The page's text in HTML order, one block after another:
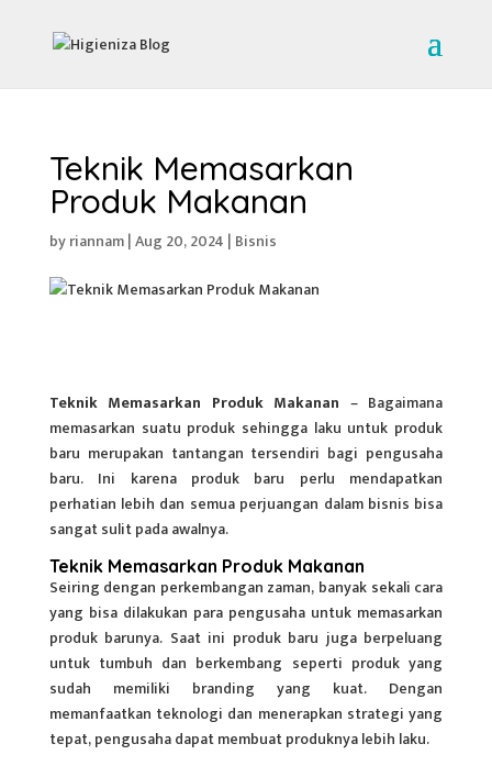
Teknik Memasarkan
Produk Makanan
byriannam|Aug 20, 2024 | Bisnis
Teknik Memasarkan Produk Makanan – Bagaimana
memasarkan suatu produk sehingga laku untuk produk
baru merupakan tantangan tersendiri bagi pengusaha
baru. Ini karena produk baru perlu mendapatkan
perhatian lebih dan semua perjuangan dalam bisnis bisa
sangat sulit pada awalnya.
Teknik Memasarkan Produk Makanan
Seiring dengan perkembangan zaman, banyak sekali cara
yang bisa dilakukan para pengusaha untuk memasarkan
produkbarunya. Saat ini produk baru juga berpeluang
untuk tumbuh dan berkembang seperti produk yang
sudah memiliki branding yang kuat. Dengan
memanfaatkan teknologi dan menerapkan strategi yang
tepat, pengusaha dapat membuat produknya lebih laku.